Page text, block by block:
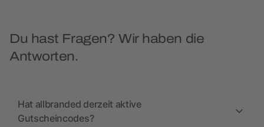
Du hast Fragen? Wir haben die
Antworten.
Hat allbranded derzeit aktive
Gutscheincodes?